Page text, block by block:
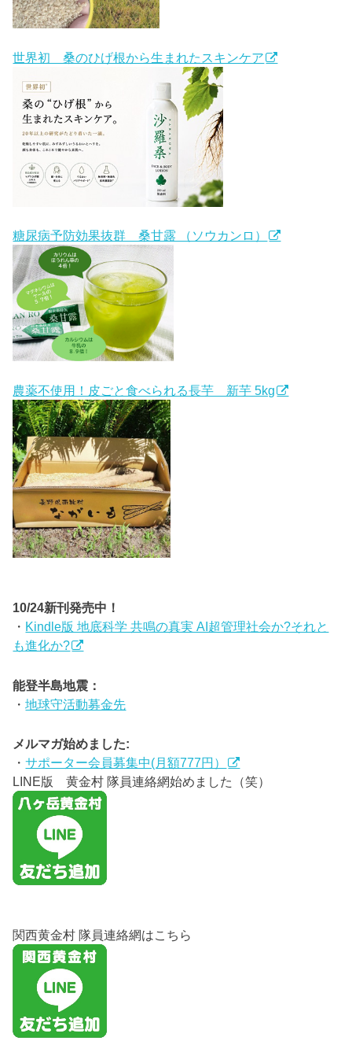
世界初 桑のひげ根から生まれたスキンケア
糖尿病予防効果抜群 桑甘露 （ソウカンロ）
農薬不使用！皮ごと食べられる長芋 新芋 5kg
10/24新刊発売中！
・ Kindle版 地底科学 共鳴の真実 AI超管理社会か?それと
も進化か?
能登半島地震：
・地球守活動募金先
メルマガ始めました:
・サポーター会員募集中(月額777円）
LINE版 黄金村 隊員連絡網始めました（笑）
関西黄金村 隊員連絡網はこちら